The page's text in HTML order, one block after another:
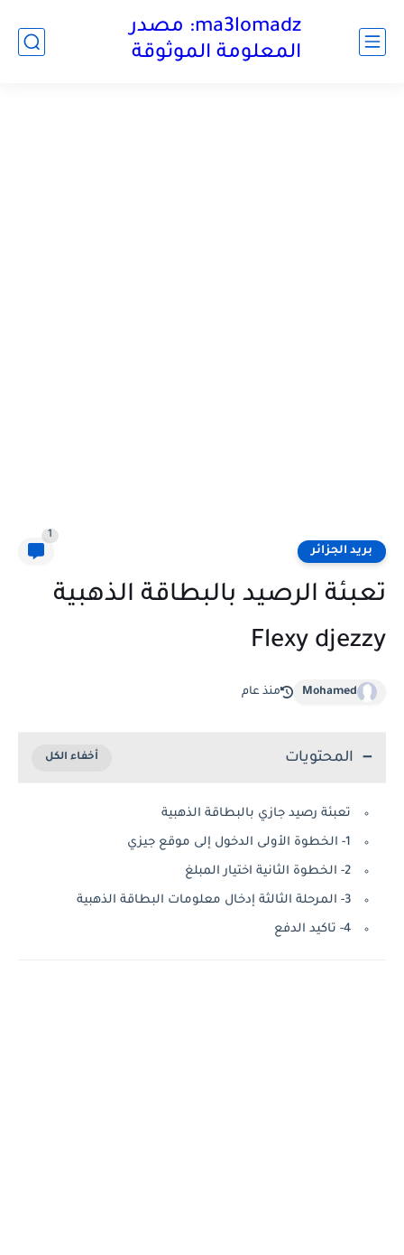
ma3lomadz: مصدر
المعلومة الموثوقة
بريد الجزائر
1
تعبئة الرصيد بالبطاقة الذهبية
Flexy djezzy
Mohamed منذ عام
المحتويات
تعبئة رصيد جازي بالبطاقة الذهبية
1- الخطوة الأولى الدخول إلى موقع جيزي
2- الخطوة الثانية اختيار المبلغ
3- المرحلة الثالثة إدخال معلومات البطاقة الذهبية
4- تاكيد الدفع